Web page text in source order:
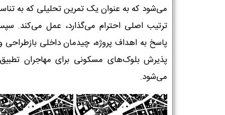
می‌شود که به عنوان یک تمرین تحلیلی که به
ترتیب اصلی احترام می‌گذارد، عمل می‌کند.
پاسخ به اهداف پروژه، چیدمان داخلی بازطراحی
پذیرش بلوک‌های مسکونی برای مهاجران
می‌شود.